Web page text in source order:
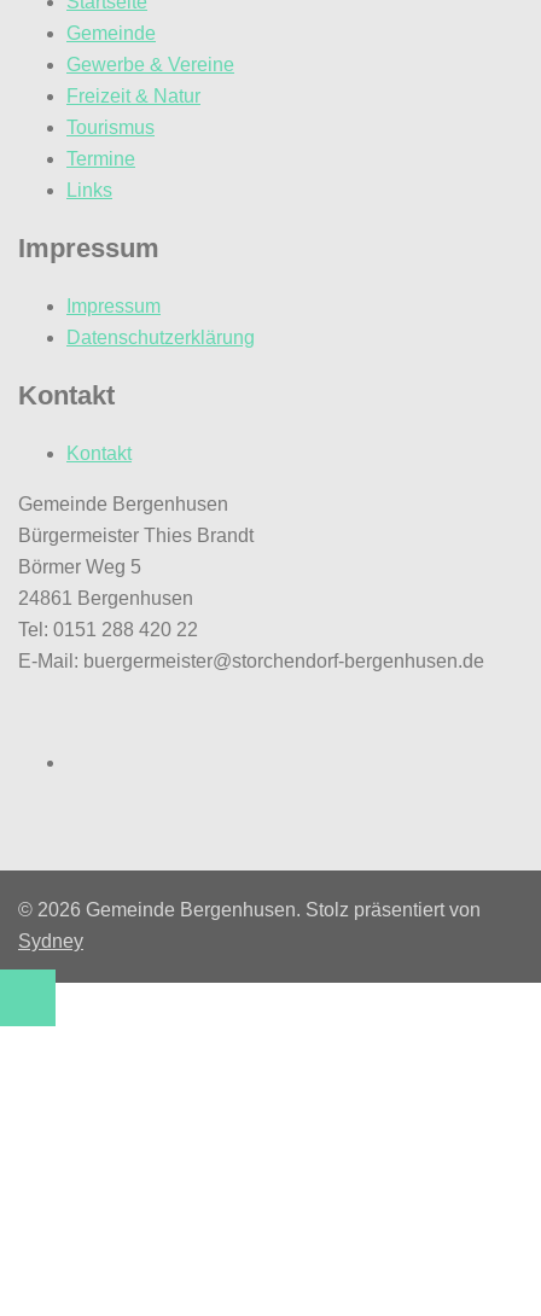
Gemeinde
Gewerbe & Vereine
Freizeit & Natur
Tourismus
Termine
Links
Impressum
Impressum
Datenschutzerklärung
Kontakt
Kontakt
Gemeinde Bergenhusen
Bürgermeister Thies Brandt
Börmer Weg 5
24861 Bergenhusen
Tel: 0151 288 420 22
E-Mail: buergermeister@storchendorf-bergenhusen.de
© 2026 Gemeinde Bergenhusen. Stolz präsentiert von
Sydney